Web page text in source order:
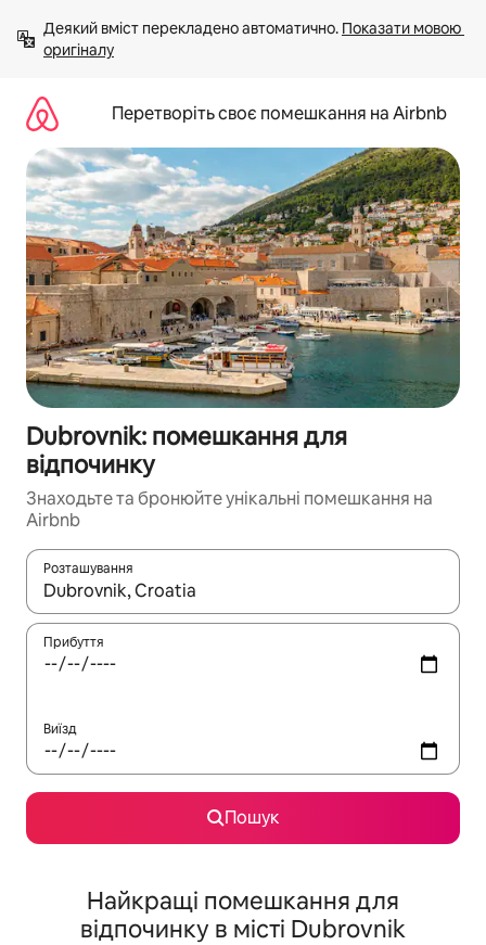
вмісту
Деякий вміст перекладено автоматично. Показати мовою
оригіналу
Перетворіть своє помешкання на Airbnb
Dubrovnik: помешкання для
відпочинку
Знаходьте та бронюйте унікальні помешкання на
Airbnb
Розташування
Отримавши результати пошуку, використовуйте для
Прибуття
Виїзд
Пошук
Найкращі помешкання для
відпочинку в місті Dubrovnik